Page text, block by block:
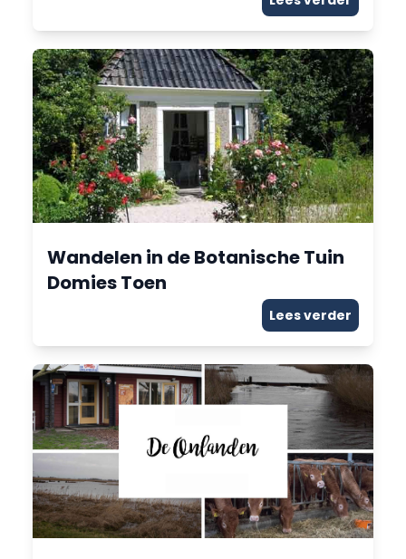
Wandelen in de Botanische Tuin
Domies Toen
Lees verder